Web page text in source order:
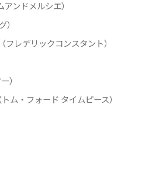
ンドメルシエ）
）
レデリックコンスタント）
）
ム・フォード タイムピース）